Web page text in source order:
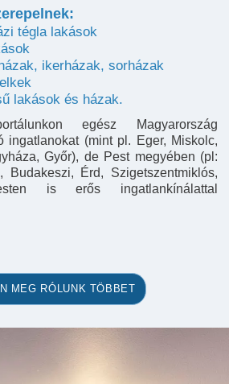
tégla lakások
ikerházak, sorházak
lakások és házak.
egész Magyarország
ingatlanokat (mint pl. Eger, Miskolc,
Győr), de Pest megyében (pl:
Budakeszi, Érd, Szigetszentmiklós,
is erős ingatlankínálattal
MEG RÓLUNK TÖBBET